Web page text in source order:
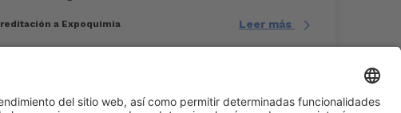
a Expoquimia Leer más